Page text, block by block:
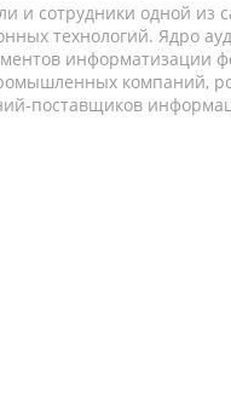
и сотрудники одной из
технологий. Ядро
информатизации
компаний,
поставщиков